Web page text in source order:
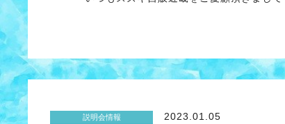
説明会情報 2023.01.05